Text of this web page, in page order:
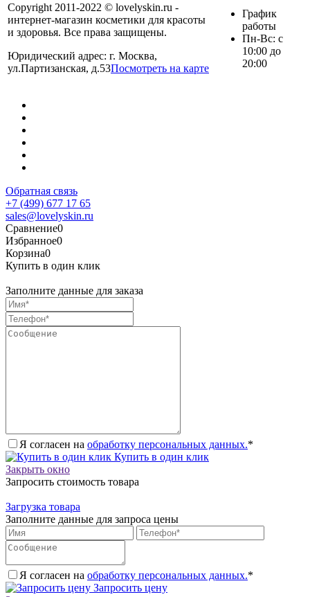
Copyright 2011-2022 © lovelyskin.ru -
интернет-магазин косметики для красоты
и здоровья. Все права защищены.
Юридический адрес: г. Москва,
ул.Партизанская, д.53Посмотреть на карте
График
работы
Пн-Вс: с
10:00 до
20:00
Обратная связь
+7 (499) 677 17 65
sales@lovelyskin.ru
Сравнение0
Избранное0
Корзина0
Купить в один клик
Заполните данные для заказа
Я согласен на обработку персональных данных.*
Купить в один клик
Закрыть окно
Запросить стоимость товара
Загрузка товара
Заполните данные для запроса цены
Я согласен на обработку персональных данных.*
Запросить цену